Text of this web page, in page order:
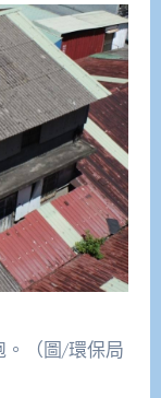
。（圖/環保局